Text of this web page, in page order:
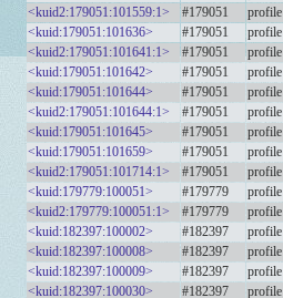
<kuid2:179051:101559:1>
#179051 profile
<kuid:179051:101636>
#179051 profile
<kuid2:179051:101641:1>
#179051 profile
<kuid:179051:101642>
#179051 profile
<kuid:179051:101644>
#179051 profile
<kuid2:179051:101644:1>
#179051 profile
<kuid:179051:101645>
#179051 profile
<kuid:179051:101659>
#179051 profile
<kuid2:179051:101714:1>
#179051 profile
<kuid:179779:100051>
#179779 profile
<kuid2:179779:100051:1>
#179779 profile
<kuid:182397:100002>
#182397 profile
<kuid:182397:100008>
#182397 profile
<kuid:182397:100009>
#182397 profile
<kuid:182397:100030>
#182397 profile